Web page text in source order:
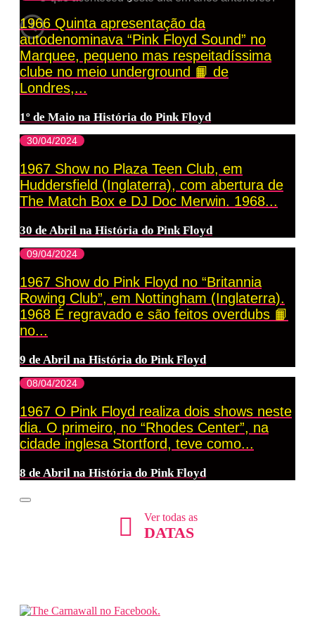
1966 Quinta apresentação da
autodenominava “Pink Floyd Sound” no
Marquee, pequeno mas respeitadíssima
clube no meio underground 📙 de
Londres,...
1º de Maio na História do Pink Floyd
30/04/2024
1967 Show no Plaza Teen Club, em
Huddersfield (Inglaterra), com abertura de
The Match Box e DJ Doc Merwin. 1968...
30 de Abril na História do Pink Floyd
09/04/2024
1967 Show do Pink Floyd no “Britannia
Rowing Club”, em Nottingham (Inglaterra).
1968 É regravado e são feitos overdubs 📙
no...
9 de Abril na História do Pink Floyd
08/04/2024
1967 O Pink Floyd realiza dois shows neste
dia. O primeiro, no “Rhodes Center”, na
cidade inglesa Stortford, teve como...
8 de Abril na História do Pink Floyd
Ver todas as
DATAS